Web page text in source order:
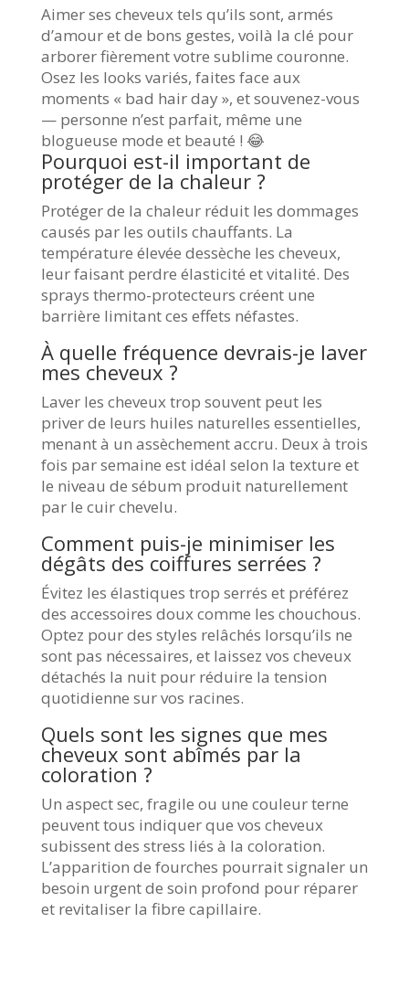
Aimer ses cheveux tels qu’ils sont, armés
d’amour et de bons gestes, voilà la clé pour
arborer fièrement votre sublime couronne.
Osez les looks variés, faites face aux
moments « bad hair day », et souvenez-vous
— personne n’est parfait, même une
blogueuse mode et beauté ! 😂
Pourquoi est-il important de
protéger de la chaleur ?
Protéger de la chaleur réduit les dommages
causés par les outils chauffants. La
température élevée dessèche les cheveux,
leur faisant perdre élasticité et vitalité. Des
sprays thermo-protecteurs créent une
barrière limitant ces effets néfastes.
À quelle fréquence devrais-je laver
mes cheveux ?
Laver les cheveux trop souvent peut les
priver de leurs huiles naturelles essentielles,
menant à un assèchement accru. Deux à trois
fois par semaine est idéal selon la texture et
le niveau de sébum produit naturellement
par le cuir chevelu.
Comment puis-je minimiser les
dégâts des coiffures serrées ?
Évitez les élastiques trop serrés et préférez
des accessoires doux comme les chouchous.
Optez pour des styles relâchés lorsqu’ils ne
sont pas nécessaires, et laissez vos cheveux
détachés la nuit pour réduire la tension
quotidienne sur vos racines.
Quels sont les signes que mes
cheveux sont abîmés par la
coloration ?
Un aspect sec, fragile ou une couleur terne
peuvent tous indiquer que vos cheveux
subissent des stress liés à la coloration.
L’apparition de fourches pourrait signaler un
besoin urgent de soin profond pour réparer
et revitaliser la fibre capillaire.